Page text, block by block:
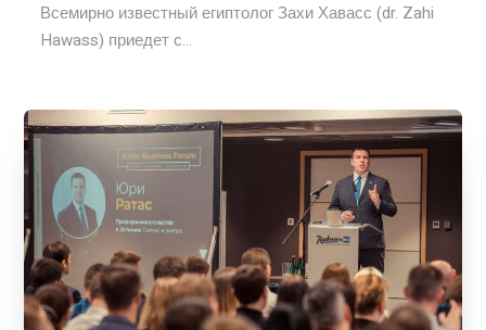
Всемирно известный египтолог Захи Хавасс (dr. Zahi
Hawass) приедет с...